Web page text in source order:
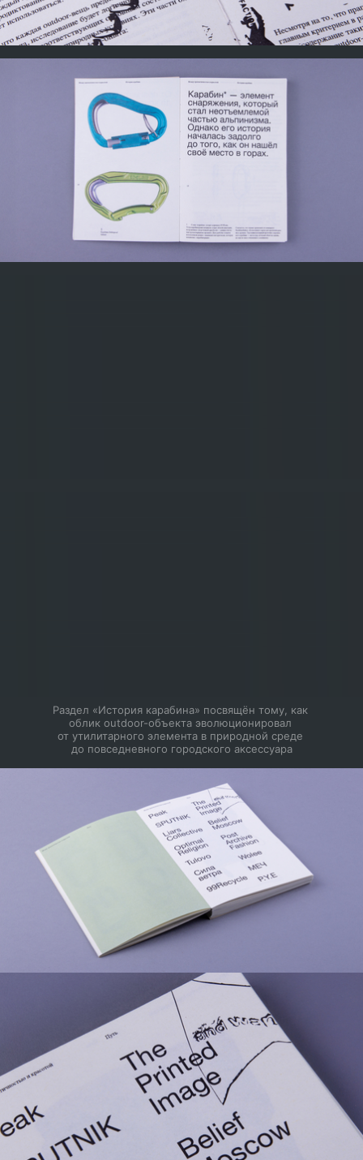
Раздел «История карабина» посвящён тому, как
облик outdoor-объекта эволюционировал
от утилитарного элемента в природной среде
до повседневного городского аксессуара